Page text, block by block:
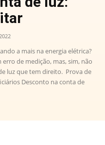
a mais na energia elétrica?
de medição, mas, sim, não
luz que tem direito. Prova de
Desconto na conta de